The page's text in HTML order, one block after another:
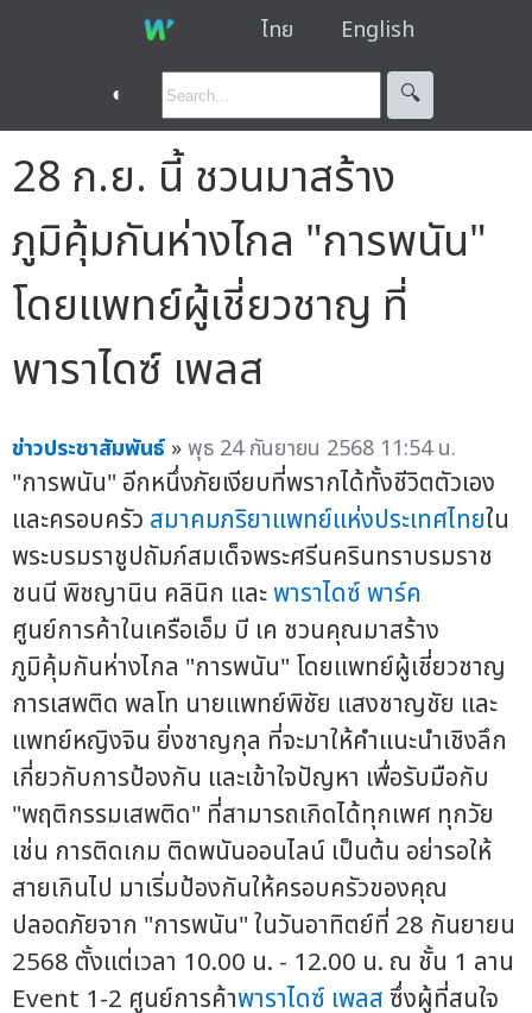
ไทย English
◐ 🔍︎
28 ก.ย. นี้ ชวนมาสร้าง
ภูมิคุ้มกันห่างไกล "การพนัน"
โดยแพทย์ผู้เชี่ยวชาญ ที่
พาราไดซ์ เพลส
ข่าวประชาสัมพันธ์ »พุธ 24 กันยายน 2568 11:54 น.
"การพนัน" อีกหนึ่งภัยเงียบที่พรากได้ทั้งชีวิตตัวเอง
และครอบครัว สมาคมภริยาแพทย์แห่งประเทศไทยใน
พระบรมราชูปถัมภ์สมเด็จพระศรีนครินทราบรมราช
ชนนี พิชญานิน คลินิก และพาราไดซ์ พาร์ค
ศูนย์การค้าในเครือเอ็ม บี เค ชวนคุณมาสร้าง
ภูมิคุ้มกันห่างไกล "การพนัน" โดยแพทย์ผู้เชี่ยวชาญ
การเสพติด พลโท นายแพทย์พิชัย แสงชาญชัย และ
แพทย์หญิงจิน ยิ่งชาญกุล ที่จะมาให้คำแนะนำเชิงลึก
เกี่ยวกับการป้องกัน และเข้าใจปัญหา เพื่อรับมือกับ
"พฤติกรรมเสพติด" ที่สามารถเกิดได้ทุกเพศ ทุกวัย
เช่น การติดเกม ติดพนันออนไลน์ เป็นต้น อย่ารอให้
สายเกินไป มาเริ่มป้องกันให้ครอบครัวของคุณ
ปลอดภัยจาก "การพนัน" ในวันอาทิตย์ที่ 28 กันยายน
2568 ตั้งแต่เวลา 10.00 น. - 12.00 น. ณ ชั้น 1 ลาน
Event 1-2 ศูนย์การค้าพาราไดซ์ เพลส ซึ่งผู้ที่สนใจ